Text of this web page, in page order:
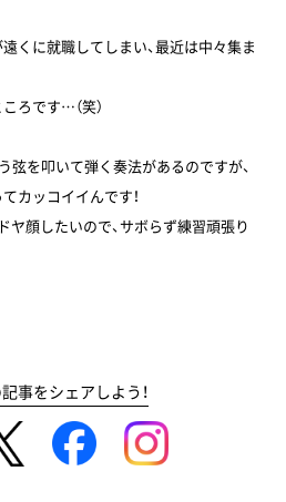
くに就職してしまい、最近は中々集ま
ろです…（笑）
弦を叩いて弾く奏法があるのですが、
カッコイイんです！
ヤ顔したいので、サボらず練習頑張り
事をシェアしよう！